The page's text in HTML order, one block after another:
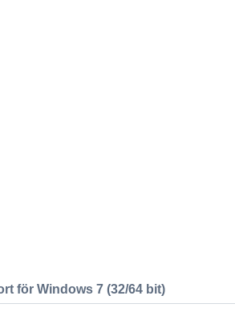
för Windows 7 (32/64 bit)